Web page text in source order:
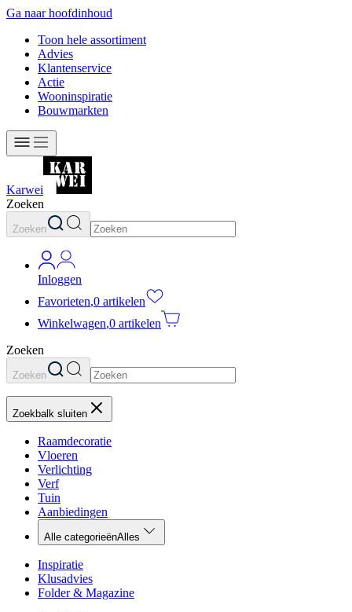
Ga naar hoofdinhoud
Toon hele assortiment
Advies
Klantenservice
Actie
Wooninspiratie
Bouwmarkten
Karwei
Zoeken
Zoeken
Inloggen
Favorieten,0 artikelen
Winkelwagen,0 artikelen
Zoeken
Zoeken
Zoekbalk sluiten
Raamdecoratie
Vloeren
Verlichting
Verf
Tuin
Aanbiedingen
Alle categorieënAlles
Inspiratie
Klusadvies
Folder & Magazine